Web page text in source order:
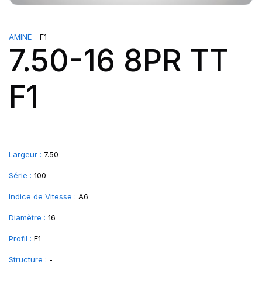
AMINE - F1
7.50-16 8PR TT
F1
Largeur : 7.50
Série : 100
Indice de Vitesse : A6
Diamètre : 16
Profil : F1
Structure : -